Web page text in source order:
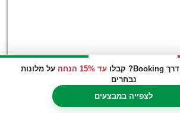
עד 15% הנחה
על מלונות
נבחרים
לצפייה במבצעים